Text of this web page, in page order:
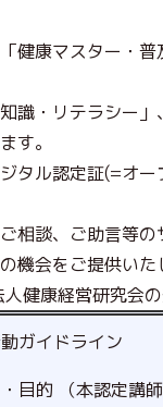
健康マスター・
識・リテラシー
す。
タル認定証(=オ
相談、ご助言等の
機会をご提供いた
健康経営研究会の
ガイドライン
目的 （本認定講